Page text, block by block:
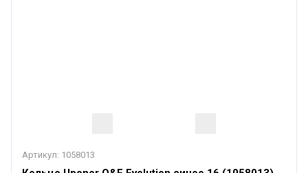
Артикул: 1058013